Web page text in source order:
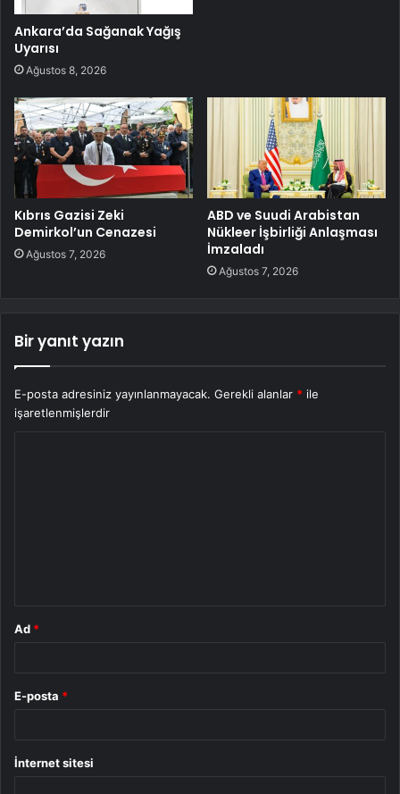
Ankara’da Sağanak Yağış
Uyarısı
Ağustos 8, 2026
Kıbrıs Gazisi Zeki
Demirkol’un Cenazesi
Ağustos 7, 2026
ABD ve Suudi Arabistan
Nükleer İşbirliği Anlaşması
İmzaladı
Ağustos 7, 2026
Bir yanıt yazın
E-posta adresiniz yayınlanmayacak. Gerekli alanlar * ile
işaretlenmişlerdir
Ad *
E-posta *
İnternet sitesi